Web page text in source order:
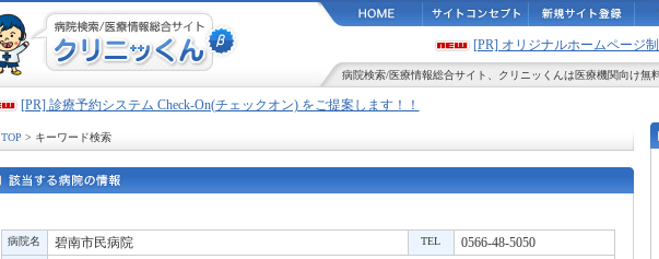
[PR] オリジナルホームページ
病院検索/医療情報総合サイト、 クリニッくん は医療機関向け無
[PR] 診療予約システム Check-On(チェックオン) をご提案します！！
TOP > キーワード検索
病院名 碧南市民病院 TEL 0566-48-5050